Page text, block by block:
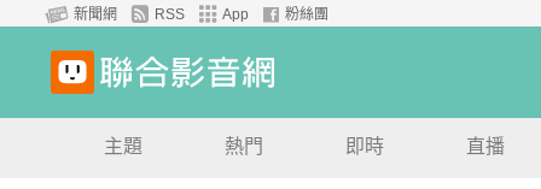
新聞網 RSS App 粉絲團
主題 熱門 即時 直播